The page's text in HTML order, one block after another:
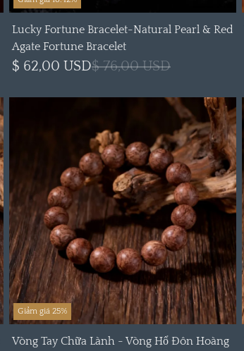
Lucky Fortune Bracelet-Natural Pearl & Red
Agate Fortune Bracelet
$ 62,00 USD$ 76,00 USD
Giảm giá 25%
Vòng Tay Chữa Lành - Vòng Hổ Đôn Hoàng